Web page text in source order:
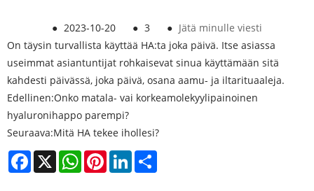
● 2023-10-20 ● 3 ● Jätä minulle viesti
On täysin turvallista käyttää HA:ta joka päivä. Itse asiassa
useimmat asiantuntijat rohkaisevat sinua käyttämään sitä
kahdesti päivässä, joka päivä, osana aamu- ja iltarituaaleja.
Edellinen:Onko matala- vai korkeamolekyylipainoinen
hyaluronihappo parempi?
Seuraava:Mitä HA tekee ihollesi?
Facebook
X WhatsAppPinterestLinkedIn